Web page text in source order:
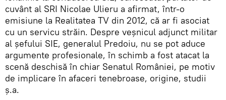
cuvânt al SRI Nicolae Ulieru a afirmat, într-o
emisiune la Realitatea TV din 2012, că ar fi asociat
cu un servicu străin. Despre veşnicul adjunct militar
al şefului SIE, generalul Predoiu, nu se pot aduce
argumente profesionale, în schimb a fost atacat la
scenă deschisă în chiar Senatul României, pe motiv
de implicare în afaceri tenebroase, origine, studii
ş.a.